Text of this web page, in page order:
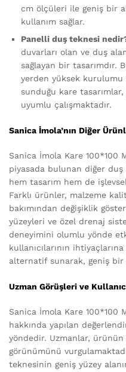
cm ölçüleri ile geniş bir
kullanım sağlar.
Panelli duş teknesi
duvarları olan ve duş
sağlayan bir
yerden yüksek kurulumu
sunduğu kare
uyumlu çalışmaktadır.
Sanica İmola’nın Diğer
Sanica İmola Kare 100*100
piyasada bulunan diğer duş
hem tasarım hem de
Farklı ürünler, malzeme
bakımından değişiklik
yüzeyleri ve özel drenaj
deneyimini olumlu yönde
kullanıcılarının
alternatif sunarak, geniş
Uzman Görüşleri ve
Sanica İmola Kare 100*100
hakkında yapılan
yöndedir. Uzmanlar,
görünümünü
teknesinin geniş yüzey